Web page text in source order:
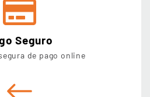
Seguro
de pago online